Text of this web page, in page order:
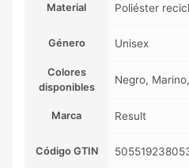
Material Poliéster
Género Unisex
Colores
disponibles
Negro,
Marca Result
Código GTIN